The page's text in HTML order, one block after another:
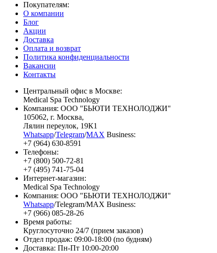
Покупателям:
О компании
Блог
Акции
Доставка
Оплата и возврат
Политика конфиденциальности
Вакансии
Контакты
Центральный офис в Москве:
Medical Spa Technology
Компания: ООО "БЬЮТИ ТЕХНОЛОДЖИ"
105062, г. Москва,
Лялин переулок, 19К1
Whatsapp/Telegram/MAX Business:
+7 (964) 630-8591
Телефоны:
+7 (800) 500-72-81
+7 (495) 741-75-04
Интернет-магазин:
Medical Spa Technology
Компания: ООО "БЬЮТИ ТЕХНОЛОДЖИ"
Whatsapp/Telegram/MAX Business:
+7 (966) 085-28-26
Время работы:
Круглосуточно 24/7 (прием заказов)
Отдел продаж: 09:00-18:00 (по будням)
Доставка: Пн-Пт 10:00-20:00